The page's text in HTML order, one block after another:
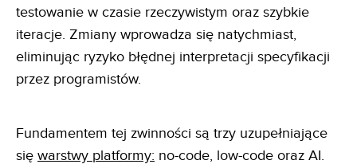
testowanie w czasie rzeczywistym oraz szybkie
iteracje. Zmiany wprowadza się natychmiast,
eliminując ryzyko błędnej interpretacji specyfikacji
przez programistów.
Fundamentem tej zwinności są trzy uzupełniające
się warstwy platformy: no-code, low-code oraz AI.